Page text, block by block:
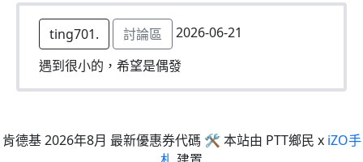
ting701. 討論區
2026-06-21
遇到很小的，希望是偶發
肯德基 2026年8月 最新優惠券代碼 🛠 本站由 PTT鄉民 x iZO手